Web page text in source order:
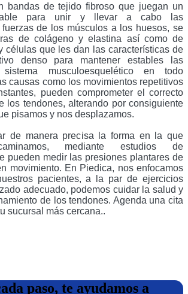
bandas de tejido fibroso que juegan un
para unir y llevar a cabo las
de los músculos a los huesos, se
de colágeno y elastina así como de
células que les dan las características de
denso para mantener estables las
musculoesquelético en todo
causas como los movimientos repetitivos
pueden comprometer el correcto
los tendones, alterando por consiguiente
pisamos y nos desplazamos.
de manera precisa la forma en la que
mediante estudios de
pueden medir las presiones plantares de
movimiento. En Piedica, nos enfocamos
pacientes, a la par de ejercicios
adecuado, podemos cuidar la salud y
de los tendones. Agenda una cita
sucursal más cercana..
paso, te ayudamos a